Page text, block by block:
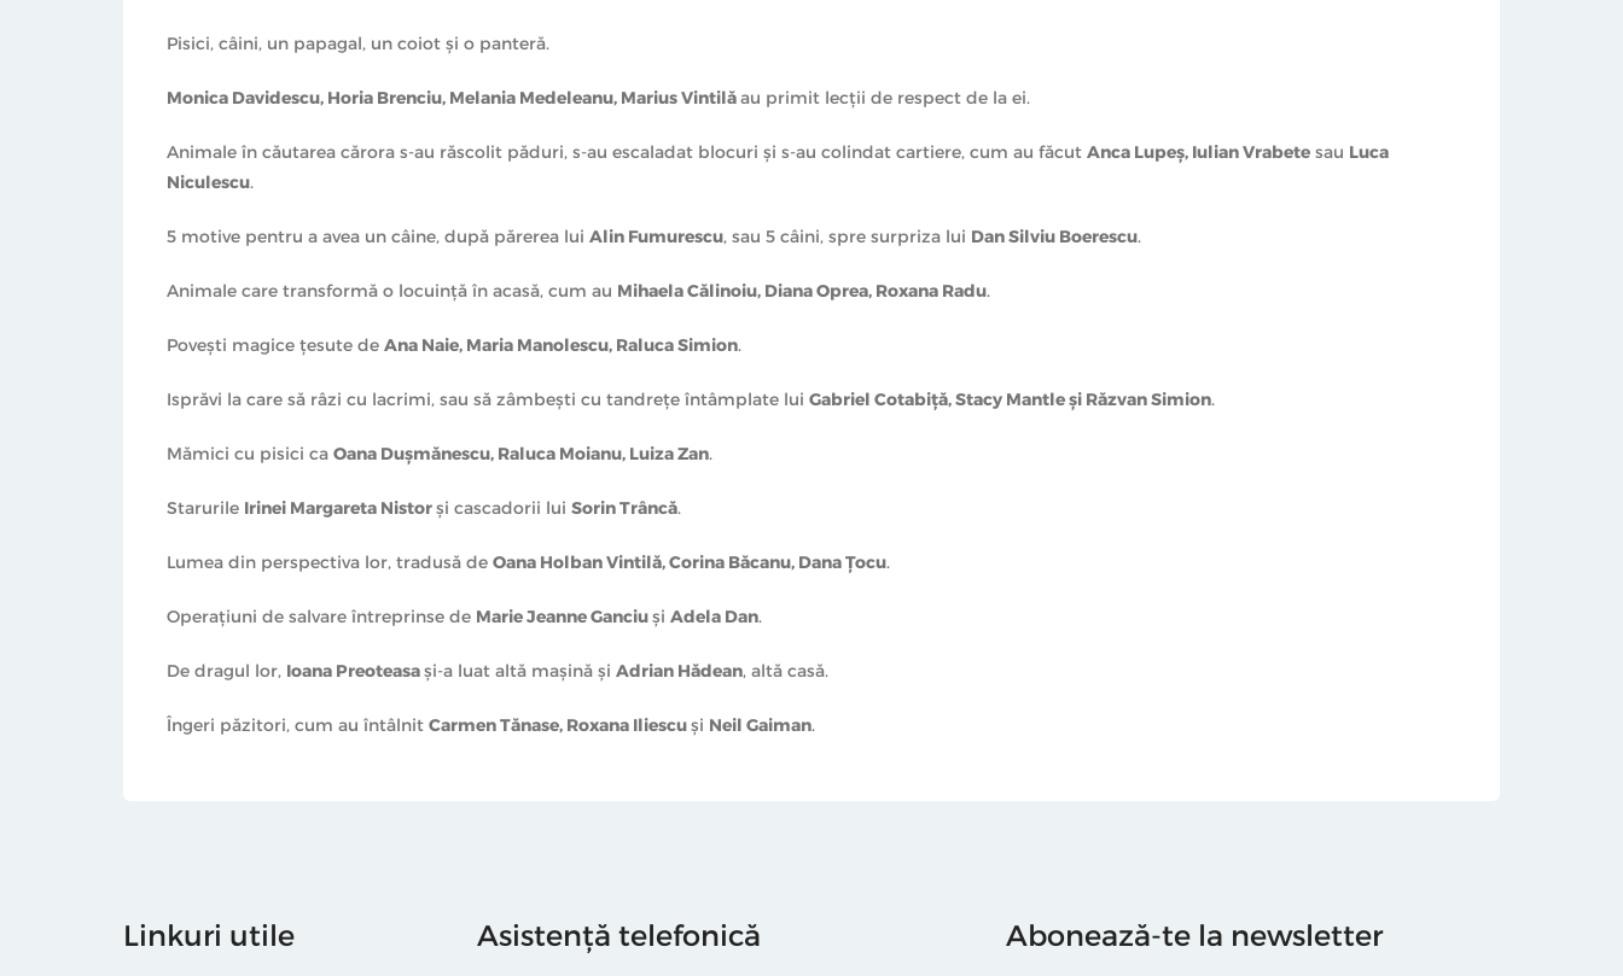
Pisici, câini, un papagal, un coiot şi o panteră.
Monica Davidescu, Horia Brenciu, Melania Medeleanu, Marius Vintilăau primit lecţii de respect de la ei.
Animale în căutarea cărora s-au răscolit păduri, s-au escaladat blocuri şi s-au colindat cartiere, cum au făcut Anca Lupeş, Iulian Vrabete sau Luca
Niculescu.
5 motive pentru a avea un câine, după părerea lui Alin Fumurescu, sau 5 câini, spre surpriza lui Dan Silviu Boerescu.
Animale care transformă o locuinţă în acasă, cum au Mihaela Călinoiu, Diana Oprea, Roxana Radu.
Poveşti magice ţesute de Ana Naie, Maria Manolescu, Raluca Simion.
Isprăvi la care să râzi cu lacrimi, sau să zâmbeşti cu tandreţe întâmplate lui Gabriel Cotabiţă, Stacy Mantle şi Răzvan Simion.
Mămici cu pisici ca Oana Duşmănescu, Raluca Moianu, Luiza Zan.
Starurile Irinei Margareta Nistorşi cascadorii lui Sorin Trâncă.
Lumea din perspectiva lor, tradusă de Oana Holban Vintilă, Corina Băcanu, Dana Ţocu.
Operaţiuni de salvare întreprinse de Marie Jeanne Ganciuşi Adela Dan.
De dragul lor, Ioana Preoteasaşi-a luat altă maşină şi Adrian Hădean, altă casă.
Îngeri păzitori, cum au întâlnit Carmen Tănase, Roxana Iliescuşi Neil Gaiman.
Linkuri utile Asistență telefonică Abonează-te la newsletter